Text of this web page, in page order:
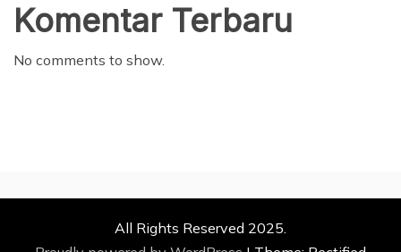
Komentar Terbaru
No comments to show.
All Rights Reserved 2025.